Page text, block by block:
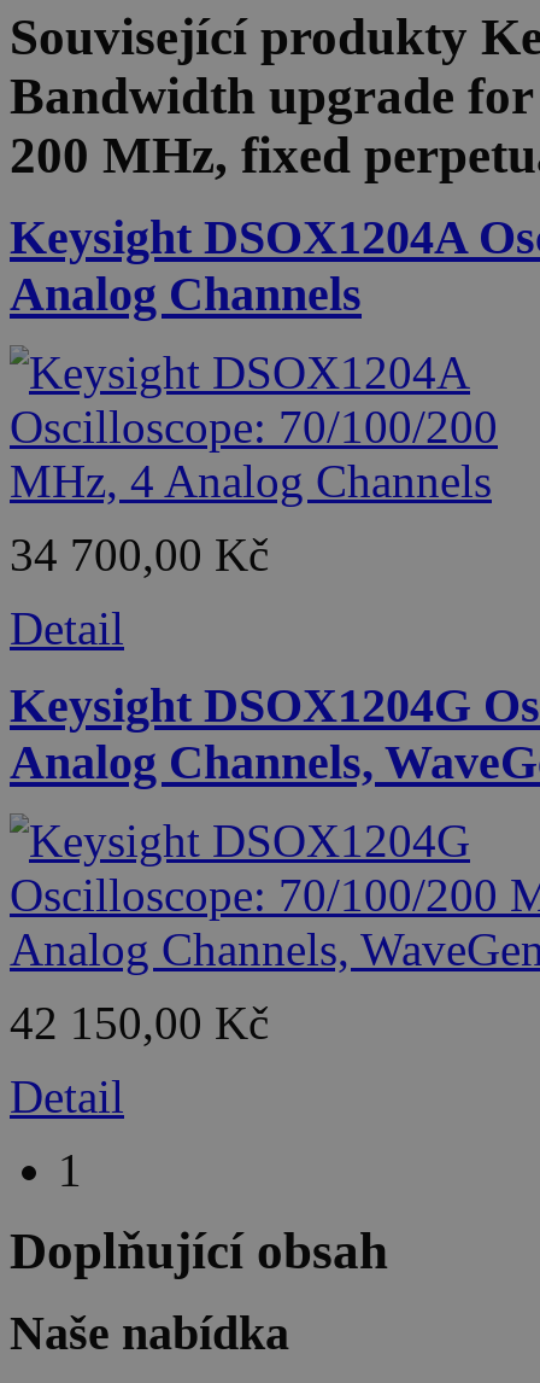
Související produkty
Bandwidth upgrade
200 MHz, fixed
Keysight DSOX1204A
Analog Channels
34 700,00 Kč
Detail
Keysight DSOX1204G
Analog Channels,
42 150,00 Kč
Detail
1
Doplňující obsah
Naše nabídka